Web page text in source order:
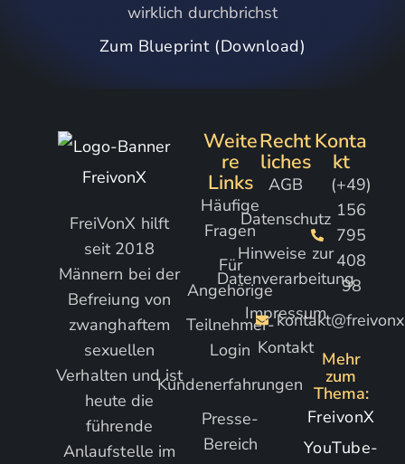
wirklich durchbrichst
Zum Blueprint (Download)
FreiVonX hilft
seit 2018
Männern bei der
Befreiung von
zwanghaftem
sexuellen
Verhalten und ist
heute die
führende
Anlaufstelle im
Weite
re
Links
Häufige
Fragen
Für
Angehörige
Teilnehmer-
Login
Kundenerfahrungen
Presse-
Bereich
Recht
liches
AGB
Datenschutz
Hinweise zur
Datenverarbeitung
Impressum
Kontakt
Konta
kt
(+49)
156
795
408
98
Mehr
zum
Thema:
FreivonX
YouTube-